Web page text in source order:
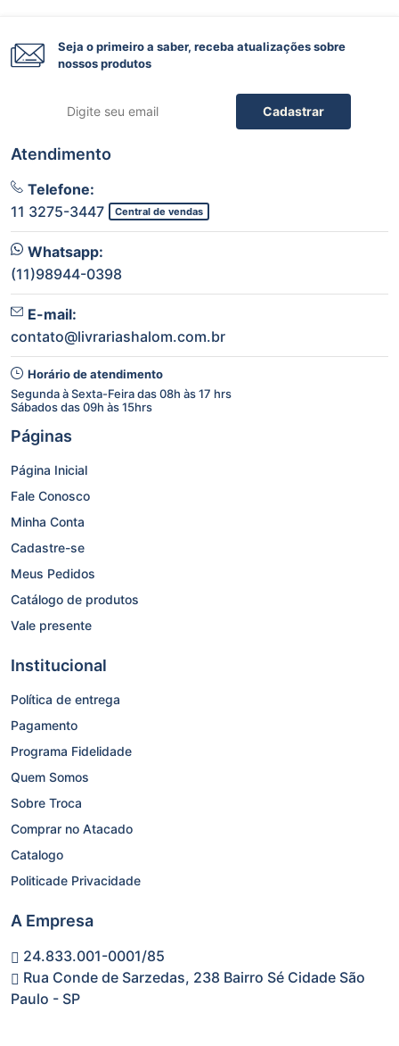
Seja o primeiro a saber, receba atualizações sobre
nossos produtos
Cadastrar
Atendimento
Telefone:
11 3275-3447
Central de vendas
Whatsapp:
(11)98944-0398
E-mail:
contato@livrariashalom.com.br
Horário de atendimento
Segunda à Sexta-Feira das 08h às 17 hrs
Sábados das 09h às 15hrs
Páginas
Página Inicial
Fale Conosco
Minha Conta
Cadastre-se
Meus Pedidos
Catálogo de produtos
Vale presente
Institucional
Política de entrega
Pagamento
Programa Fidelidade
Quem Somos
Sobre Troca
Comprar no Atacado
Catalogo
Politicade Privacidade
A Empresa
24.833.001-0001/85
Rua Conde de Sarzedas, 238 Bairro Sé Cidade São
Paulo - SP